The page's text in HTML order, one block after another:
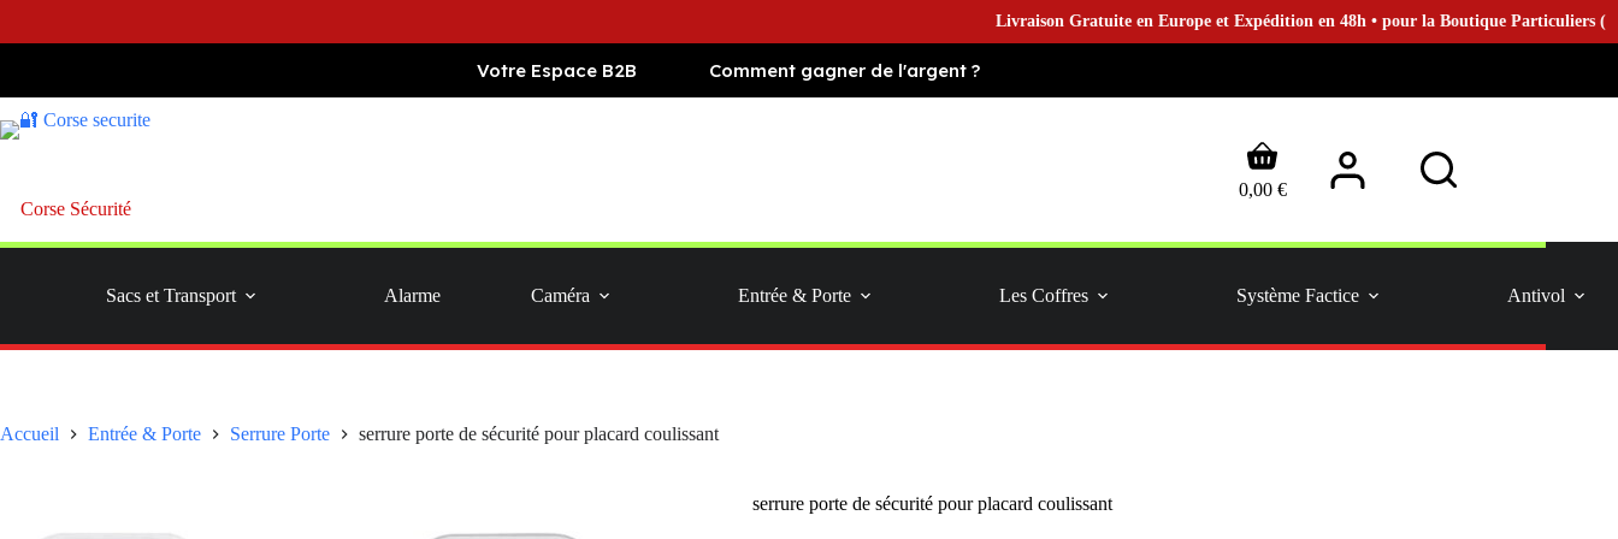
Livraison Gratuite en Europe et Expédition en 48h • pour la Boutique Particuliers (B2C)
contenu
Votre Espace B2B Comment gagner de l'argent ?
Corse Sécurité
Panier
d’achat
0,00 €
Sacs et Transport Alarme Caméra Entrée & Porte Les Coffres Système Factice Antivol
Accueil Entrée & Porte Serrure Porte serrure porte de sécurité pour placard coulissant
serrure porte de sécurité pour placard coulissant